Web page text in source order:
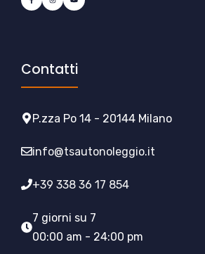
Contatti
P.zza Po 14 - 20144 Milano
info@tsautonoleggio.it
+39 338 36 17 854
7 giorni su 7
00:00 am - 24:00 pm